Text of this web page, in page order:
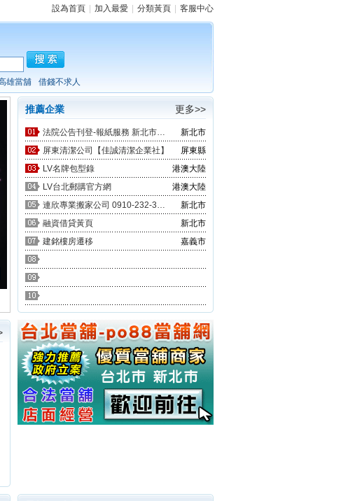
設為首頁 加入最愛 分類黃頁 客服中心
雄當舖 借錢不求人
推薦企業 更多>>
新北市
法院公告刊登-報紙服務 新北市廣告
屏東縣
屏東清潔公司【佳誠清潔企業社】
港澳大陸
LV名牌包型錄
港澳大陸
LV台北郵購官方網
新北市
連欣專業搬家公司 0910-232-344 / 0953-047-909
新北市
融資借貸黃頁
嘉義市
建銘樓房遷移